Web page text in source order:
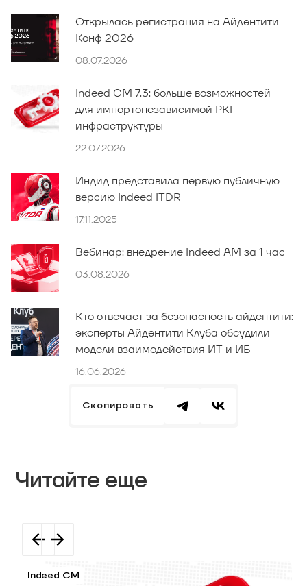
Открылась регистрация на Айдентити
Конф 2026
08.07.2026
Indeed CM 7.3: больше возможностей
для импортонезависимой PKI-
инфраструктуры
22.07.2026
Индид представила первую публичную
версию Indeed ITDR
17.11.2025
Вебинар: внедрение Indeed AM за 1 час
03.08.2026
Кто отвечает за безопасность айдентити:
эксперты Айдентити Клуба обсудили
модели взаимодействия ИТ и ИБ
16.06.2026
Скопировать
Читайте еще
Indeed CM